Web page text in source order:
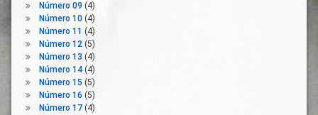
Investigación
Investigación
Aplicada
Investigación
Básica
Jóvenes
Junta
Junta
Normativa
Personas
Vulnerables
Prestaciones
Sociales
PSOE
Número 09 (4)
Número 10(4)
Número 11 (4)
Número 12(5)
Número 13 (4)
Número 14(4)
Número 15 (5)
Número 16 (5)
Número 17(4)